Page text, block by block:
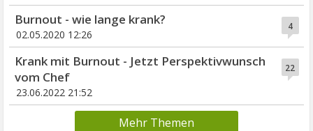
4
Burnout - wie lange krank?
02.05.2020 12:26
22
Krank mit Burnout - Jetzt Perspektivwunsch
vom Chef
23.06.2022 21:52
Mehr Themen